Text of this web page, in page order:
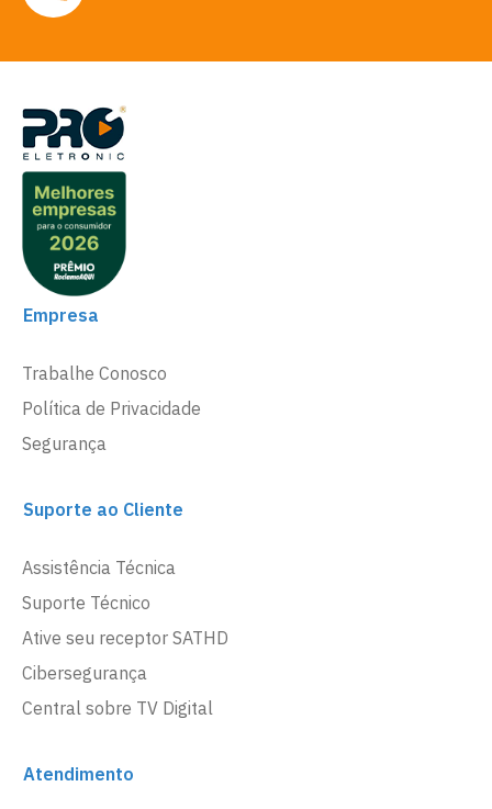
Empresa
Trabalhe Conosco
Política de Privacidade
Segurança
Suporte ao Cliente
Assistência Técnica
Suporte Técnico
Ative seu receptor SATHD
Cibersegurança
Central sobre TV Digital
Atendimento